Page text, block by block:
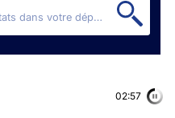
02:56